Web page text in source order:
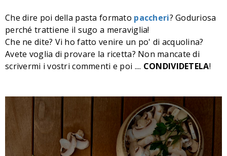
Che dire poi della pasta formato paccheri? Goduriosa
perché trattiene il sugo a meraviglia!
Che ne dite? Vi ho fatto venire un po' di acquolina?
Avete voglia di provare la ricetta? Non mancate di
scrivermi i vostri commenti e poi .... CONDIVIDETELA!